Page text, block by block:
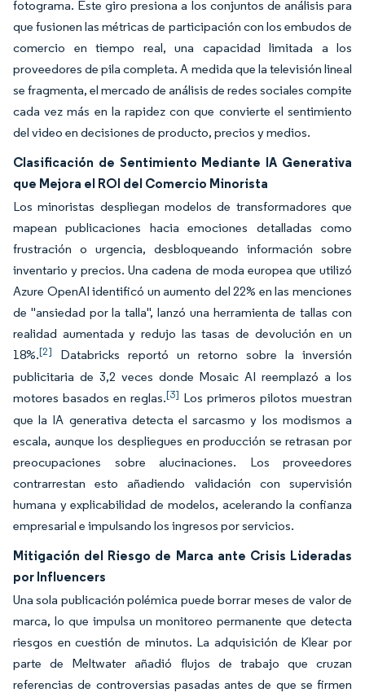
fotograma. Este giro presiona a los conjuntos de análisis para
que fusionen las métricas de participación con los embudos de
comercio en tiempo real, una capacidad limitada a los
proveedores de pila completa. A medida que la televisión lineal
se fragmenta, el mercado de análisis de redes sociales compite
cada vez más en la rapidez con que convierte el sentimiento
del video en decisiones de producto, precios y medios.
Clasificación de Sentimiento Mediante IA Generativa
que Mejora el ROI del Comercio Minorista
Los minoristas despliegan modelos de transformadores que
mapean publicaciones hacia emociones detalladas como
frustración o urgencia, desbloqueando información sobre
inventario y precios. Una cadena de moda europea que utilizó
Azure OpenAI identificó un aumento del 22% en las menciones
de "ansiedad por la talla", lanzó una herramienta de tallas con
realidad aumentada y redujo las tasas de devolución en un
18%.[2]
Databricks reportó un retorno sobre la inversión
publicitaria de 3,2 veces donde Mosaic AI reemplazó a los
motores basados en reglas.[3] Los primeros pilotos muestran
que la IA generativa detecta el sarcasmo y los modismos a
escala, aunque los despliegues en producción se retrasan por
preocupaciones sobre alucinaciones. Los proveedores
contrarrestan esto añadiendo validación con supervisión
humana y explicabilidad de modelos, acelerando la confianza
empresarial e impulsando los ingresos por servicios.
Mitigación del Riesgo de Marca ante Crisis Lideradas
por Influencers
Una sola publicación polémica puede borrar meses de valor de
marca, lo que impulsa un monitoreo permanente que detecta
riesgos en cuestión de minutos. La adquisición de Klear por
parte de Meltwater añadió flujos de trabajo que cruzan
referencias de controversias pasadas antes de que se firmen